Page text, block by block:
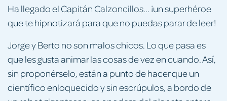
Ha llegado el Capitán Calzoncillos... ¡un superhéroe
que te hipnotizará para que no puedas parar de leer!
Jorge y Berto no son malos chicos. Lo que pasa es
que les gusta animar las cosas de vez en cuando. Así,
sin proponérselo, están a punto de hacer que un
científico enloquecido y sin escrúpulos, a bordo de